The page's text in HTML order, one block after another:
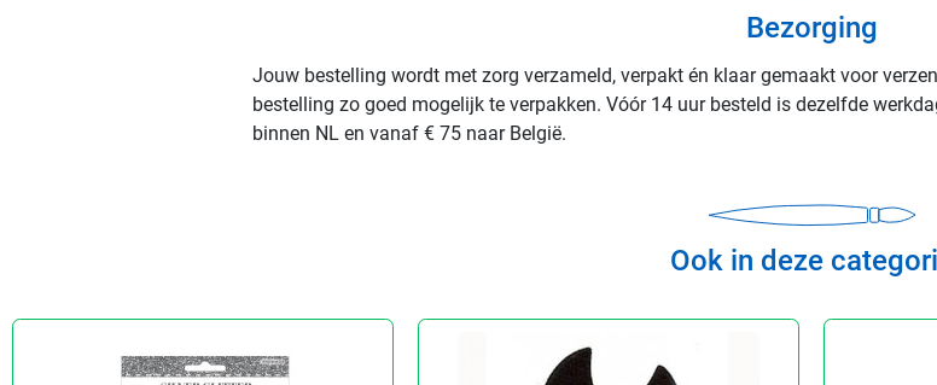
Bezorging
Jouw bestelling wordt met zorg verzameld, verpakt én klaar gemaakt voor
bestelling zo goed mogelijk te verpakken. Vóór 14 uur besteld is dezelfde
binnen NL en vanaf € 75 naar België.
Ook in deze